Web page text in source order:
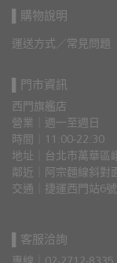
▌購物說明
運送方式／常見問題
▌門市資訊
西門旗艦店
營業｜週一至週日
時間｜11:00-22:30
地址｜台北市萬華區
鄰近｜阿宗麵線斜對
交通｜捷運西門站6
▌客服洽詢